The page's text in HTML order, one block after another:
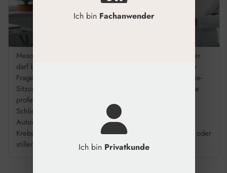
Mesotherapie Kontraindikationen & Patientenauswahl Wer
darf behandelt werden, wer nicht? Die Antwort auf diese
Frage entscheidet über die Sicherheit jeder Mesotherapie-
Sitzung. Hier finden Sie die wichtigsten Kriterien für eine
professionelle Anamnese – kompakt zusammengefasst.
Schließen Sie Patienten mit akuten Infektionen,
Autoimmunerkrankungen, Gerinnungsstörungen oder
Krebsleiden konsequent aus. Behandeln Sie schwangere oder
stillende Patientinnen grundsätzlich nicht, um […]
Ich bin Fachanwender
Ich bin Privatkunde